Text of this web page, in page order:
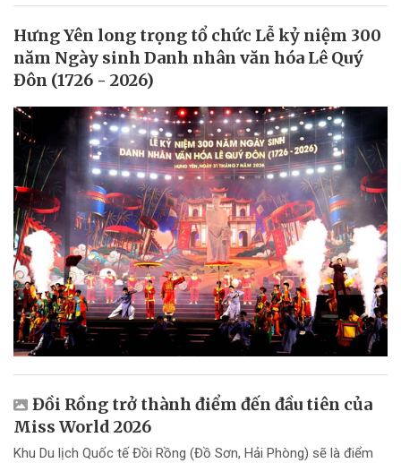
Hưng Yên long trọng tổ chức Lễ kỷ niệm 300
năm Ngày sinh Danh nhân văn hóa Lê Quý
Đôn (1726 - 2026)
Đồi Rồng trở thành điểm đến đầu tiên của
Miss World 2026
Khu Du lịch Quốc tế Đồi Rồng (Đồ Sơn, Hải Phòng) sẽ là điểm